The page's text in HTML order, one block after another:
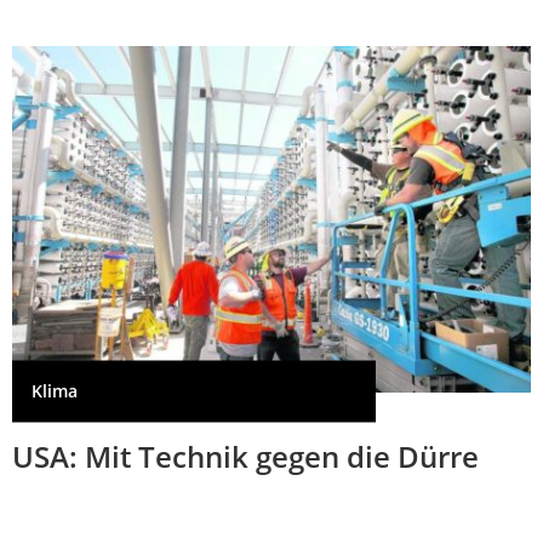
Klima
USA: Mit Technik gegen die Dürre